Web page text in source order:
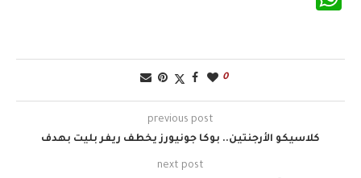
0
previous post
كلاسيكو الأرجنتين.. بوكا جونيورز يخطف ريفر بليت بهدف
next post